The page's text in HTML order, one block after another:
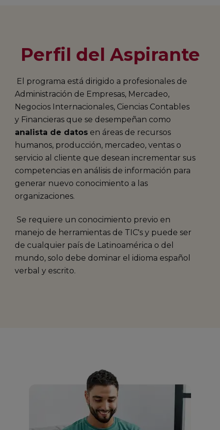
Perfil del Aspirante
El programa está dirigido a profesionales de
Administración de Empresas, Mercadeo,
Negocios Internacionales, Ciencias Contables
y Financieras que se desempeñan como
analista de datos en áreas de recursos
humanos, producción, mercadeo, ventas o
servicio al cliente que desean incrementar sus
competencias en análisis de información para
generar nuevo conocimiento a las
organizaciones.
Se requiere un conocimiento previo en
manejo de herramientas de TIC's y puede ser
de cualquier país de Latinoamérica o del
mundo, solo debe dominar el idioma español
verbal y escrito.